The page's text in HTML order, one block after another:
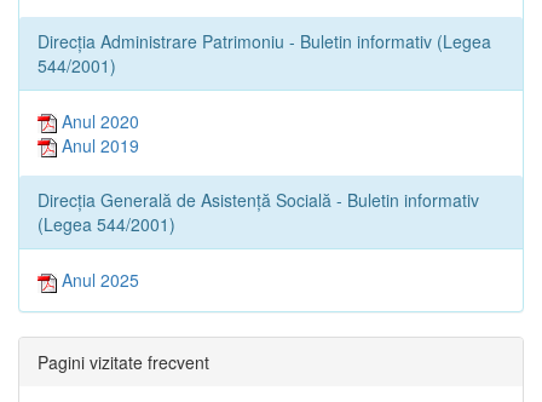
Direcția Administrare Patrimoniu - Buletin informativ (Legea
544/2001)
Anul 2020
Anul 2019
Direcția Generală de Asistență Socială - Buletin informativ
(Legea 544/2001)
Anul 2025
Pagini vizitate frecvent